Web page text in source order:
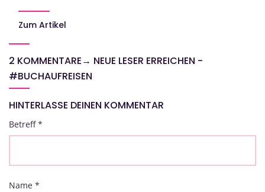
Zum Artikel
2 KOMMENTARE→ NEUE LESER ERREICHEN -
#BUCHAUFREISEN
HINTERLASSE DEINEN KOMMENTAR
Betreff*
Name *